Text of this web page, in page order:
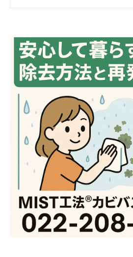
🧽 家庭でできるカビの安
💡 カビを発見したときにや
と
👩‍👩‍👧 プロに相談すべき
📞 困ったら全国のＭＩＳ
ーズへ！